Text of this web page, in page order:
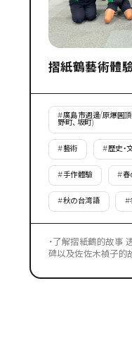
摺紙鶴藝術體
#廣島市週邊/原爆圓頂
野町、坂町)
#藝術 #歷史・
#手作體驗 #春
#秋の台湾語 #
・了解摺紙鶴的故事 透過來自世界各地的摺紙鶴、兒童和平紀念
碑以及佐佐木禎子的故事，了
好祝福。